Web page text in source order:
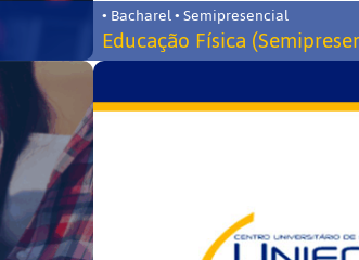
• Bacharel • Semipresencial
Educação Física